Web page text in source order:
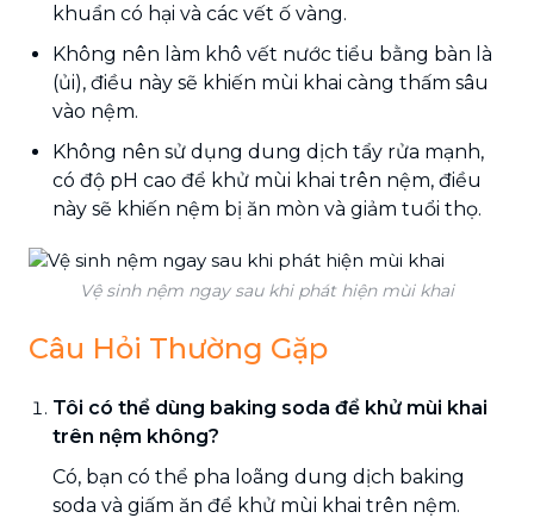
khuẩn có hại và các vết ố vàng.
Không nên làm khô vết nước tiểu bằng bàn là
(ủi), điều này sẽ khiến mùi khai càng thấm sâu
vào nệm.
Không nên sử dụng dung dịch tẩy rửa mạnh,
có độ pH cao để khử mùi khai trên nệm, điều
này sẽ khiến nệm bị ăn mòn và giảm tuổi thọ.
Vệ sinh nệm ngay sau khi phát hiện mùi khai
Câu Hỏi Thường Gặp
Tôi có thể dùng baking soda để khử mùi khai
trên nệm không?
Có, bạn có thể pha loãng dung dịch baking
soda và giấm ăn để khử mùi khai trên nệm.